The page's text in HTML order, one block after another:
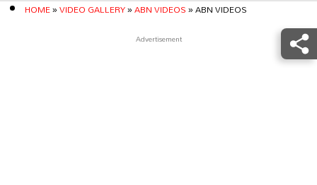
HOME»VIDEO GALLERY»ABN VIDEOS»ABN VIDEOS